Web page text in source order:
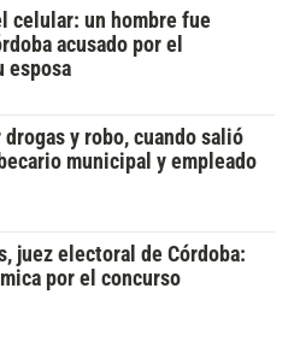
celular: un hombre fue
acusado por el
esposa
drogas y robo, cuando salió
municipal y empleado
juez electoral de Córdoba:
por el concurso